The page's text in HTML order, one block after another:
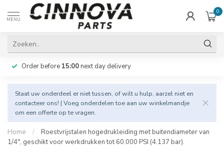
MENU
0
Order before 15:00next day delivery
Staat uw onderdeel er niet tussen, of wilt u hulp, aarzel niet en
contacteer ons! | Voeg onderdelen toe aan uw winkelmandje
om een offerte op te vragen.
Home /
Roestvrijstalen hogedrukleiding met buitendiameter van
1/4", geschikt voor werkdrukken tot 60.000 PSI (4.137 bar).